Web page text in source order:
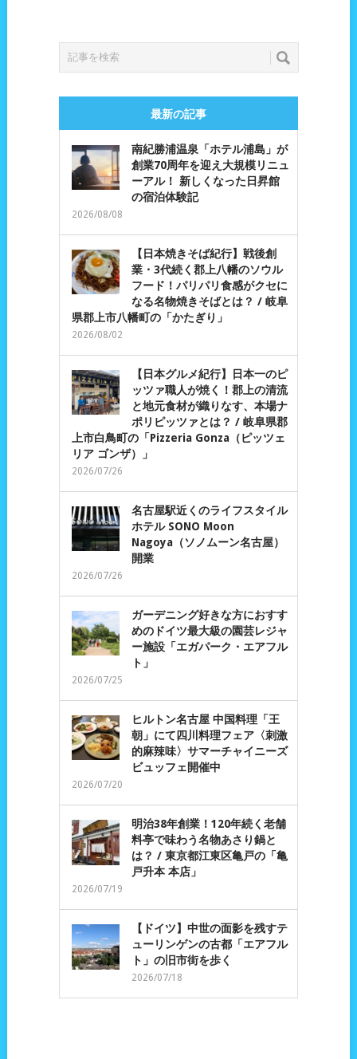
最新の記事
南紀勝浦温泉「ホテル浦島」が
創業70周年を迎え大規模リニュ
ーアル！ 新しくなった日昇館
の宿泊体験記
2026/08/08
【日本焼きそば紀行】戦後創
業・3代続く郡上八幡のソウル
フード！パリパリ食感がクセに
なる名物焼きそばとは？ / 岐阜
県郡上市八幡町の「かたぎり」
2026/08/02
【日本グルメ紀行】日本一のピ
ッツァ職人が焼く！郡上の清流
と地元食材が織りなす、本場ナ
ポリピッツァとは？ / 岐阜県郡
上市白鳥町の「Pizzeria Gonza（ピッツェ
リア ゴンザ）」
2026/07/26
名古屋駅近くのライフスタイル
ホテル SONO Moon
Nagoya（ソノムーン名古屋）
開業
2026/07/26
ガーデニング好きな方におすす
めのドイツ最大級の園芸レジャ
ー施設「エガパーク・エアフル
ト」
2026/07/25
ヒルトン名古屋 中国料理「王
朝」にて四川料理フェア〈刺激
的麻辣味〉サマーチャイニーズ
ビュッフェ開催中
2026/07/20
明治38年創業！120年続く老舗
料亭で味わう名物あさり鍋と
は？ / 東京都江東区亀戸の「亀
戸升本 本店」
2026/07/19
【ドイツ】中世の面影を残すテ
ューリンゲンの古都「エアフル
ト」の旧市街を歩く
2026/07/18